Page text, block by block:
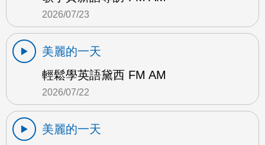
2026/07/23
美麗的一天
輕鬆學英語黛西 FM AM
2026/07/22
美麗的一天